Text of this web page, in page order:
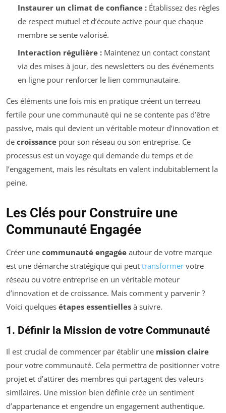
Instaurer un climat de confiance :Établissez des règles
de respect mutuel et d’écoute active pour que chaque
membre se sente valorisé.
Interaction régulière :Maintenez un contact constant
via des mises à jour, des newsletters ou des événements
en ligne pour renforcer le lien communautaire.
Ces éléments une fois mis en pratique créent un terreau
fertile pour une communauté qui ne se contente pas d’être
passive, mais qui devient un véritable moteur d’innovation et
de croissance pour son réseau ou son entreprise. Ce
processus est un voyage qui demande du temps et de
l’engagement, mais les résultats en valent indubitablement la
peine.
Les Clés pour Construire une
Communauté Engagée
Créer une communauté engagée autour de votre marque
est une démarche stratégique qui peut transformer votre
réseau ou votre entreprise en un véritable moteur
d’innovation et de croissance. Mais comment y parvenir ?
Voici quelques étapes essentielles à suivre.
1. Définir la Mission de votre Communauté
Il est crucial de commencer par établir une mission claire
pour votre communauté. Cela permettra de positionner votre
projet et d’attirer des membres qui partagent des valeurs
similaires. Une mission bien définie crée un sentiment
d’appartenance et engendre un engagement authentique.